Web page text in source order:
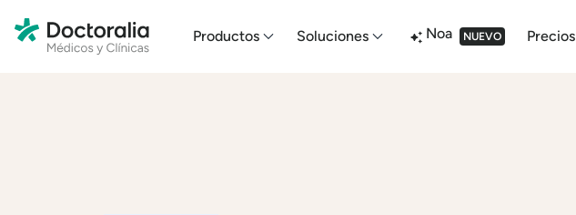
Productos Soluciones Noa NUEVO Precios